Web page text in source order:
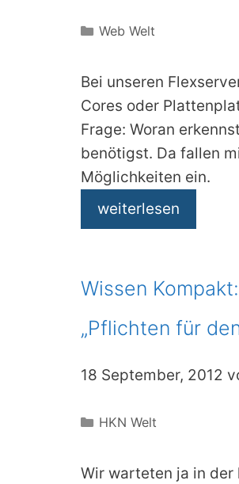
Kategorien
Web Welt
Bei unseren
Cores oder
Frage: Woran
benötigst. Da fallen
Möglichkeiten ein.
weiterlesen
Wissen
„Pflichten für
18 September, 2012
Kategorien
HKN Welt
Wir warteten ja in